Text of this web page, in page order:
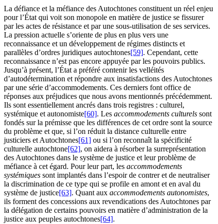
La défiance et la méfiance des Autochtones constituent un réel enjeu
pour l’État qui voit son monopole en matière de justice se fissurer
par les actes de résistance et par une sous-utilisation de ses services.
La pression actuelle s’oriente de plus en plus vers une
reconnaissance et un développement de régimes distincts et
parallèles d’ordres juridiques autochtones[59]. Cependant, cette
reconnaissance n’est pas encore appuyée par les pouvoirs publics.
Jusqu’à présent, l’État a préféré contenir les velléités
d’autodétermination et répondre aux insatisfactions des Autochtones
par une série d’accommodements. Ces derniers font office de
réponses aux préjudices que nous avons mentionnés précédemment.
Ils sont essentiellement ancrés dans trois registres : culturel,
systémique et autonomiste[60]. Les accommodements culturels sont
fondés sur la prémisse que les différences de cet ordre sont la source
du problème et que, si l’on réduit la distance culturelle entre
justiciers et Autochtones[61] ou si l’on reconnaît la spécificité
culturelle autochtone[62], on aidera à résorber la surreprésentation
des Autochtones dans le système de justice et leur problème de
méfiance à cet égard. Pour leur part, les accommodements
systémiques sont implantés dans l’espoir de contrer et de neutraliser
la discrimination de ce type qui se profile en amont et en aval du
système de justice[63]. Quant aux accommodements autonomistes,
ils forment des concessions aux revendications des Autochtones par
la délégation de certains pouvoirs en matière d’administration de la
justice aux peuples autochtones[64].